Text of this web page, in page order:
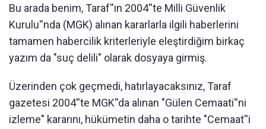
Bu arada benim, Taraf''ın 2004''te Milli Güvenlik
Kurulu''nda (MGK) alınan kararlarla ilgili haberlerini
tamamen habercilik kriterleriyle eleştirdiğim birkaç
yazım da "suç delili" olarak dosyaya girmiş.
Üzerinden çok geçmedi, hatırlayacaksınız, Taraf
gazetesi 2004''te MGK''da alınan "Gülen Cemaati''ni
izleme" kararını, hükümetin daha o tarihte "Cemaat''i